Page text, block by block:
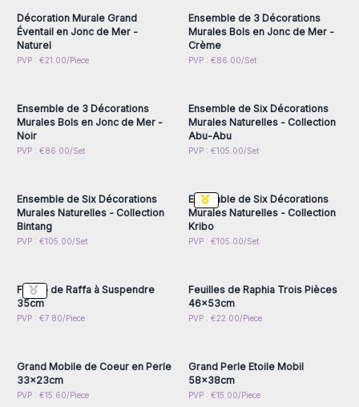
Cet art mural naturel est fabriqué en jonc de mer biologique.
Les matériaux écologiques sont très tendance, et les
produits en jonc de mer exotique sont à la mode et se
vendent facilement.
Note: Ce produit est entièrement fabriqué à la main, ce qui
peut entraîner de légères variations dans les formes.
Idéales comme cadeau pour les amateurs de décoration
Décoration Murale Grand
Éventail en Jonc de Mer -
Naturel
PVP : €21.00/Piece
Ensemble de 3 Décorations
Murales Bols en Jonc de Mer -
Crème
PVP : €86.00/Set
Connectez-vous ou
Ensemble de 3 Décorations
Murales Bols en Jonc de Mer -
Noir
PVP : €86.00/Set
Connectez-vous ou
Ensemble de Six Décorations
Murales Naturelles - Collection
Abu-Abu
PVP : €105.00/Set
Connectez-vous ou
Ensemble de Six Décorations
Murales Naturelles - Collection
Bintang
PVP : €105.00/Set
Connectez-vous ou
Ensemble de Six Décorations
Murales Naturelles - Collection
Kribo
PVP : €105.00/Set
Connectez-vous ou
Feuille de Raffa à Suspendre
35cm
PVP : €7.80/Piece
Connectez-vous ou
Feuilles de Raphia Trois Pièces
46x53cm
PVP : €22.00/Piece
Connectez-vous ou
Grand Mobile de Coeur en Perle
33x23cm
PVP : €15.60/Piece
Connectez-vous ou
Grand Perle Etoile Mobil
58x38cm
PVP : €15.00/Piece
Connectez-vous ou
Connectez-vous ou